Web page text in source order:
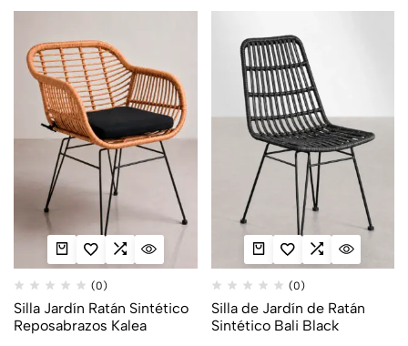
(0)
Silla Jardín Ratán Sintético
Reposabrazos Kalea
(0)
Silla de Jardín de Ratán
Sintético Bali Black